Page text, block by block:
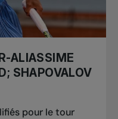
ALIASSIME
SHAPOVALOV
pour le tour